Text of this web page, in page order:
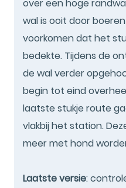
over een hoge
wal is ooit door
voorkomen dat het
bedekte. Tijdens de
de wal verder
begin tot eind
laatste stukje route
vlakbij het station.
meer met hond
Laatste versie: